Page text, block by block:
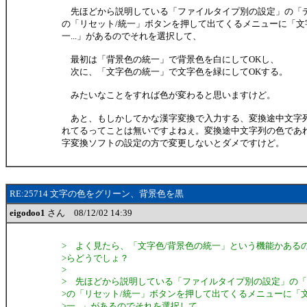
先ほどから説明している「ファイルタイプ別の設定」の「
の「リセット/統一」ボタンを押して出てくるメニューに「
一...」があるのでそれを選択して、
最初は「背景色の統一」で背景色を白にしてOKし、
次に、「文字色の統一」で文字色を緑にしてOKする。
みたいなことをすれば色が変わると思いますけど。
あと、もしかしてかな漢字変換で入力する、変換途中文字
れてるってことは無いですよねぇ。変換途中文字列の色であ
字変換ソフトの設定の方で変更しないとダメですけど。
RE:25714 文字の色をグリーン、背景色を黒
eigodoo1 さん 08/12/02 14:39
> よく見たら、「文字色/背景色の統一」という機能かある
>らどうでしょ？
>
> 先ほどから説明している「ファイルタイプ別の設定」の
>の「リセット/統一」ボタンを押して出てくるメニューに「